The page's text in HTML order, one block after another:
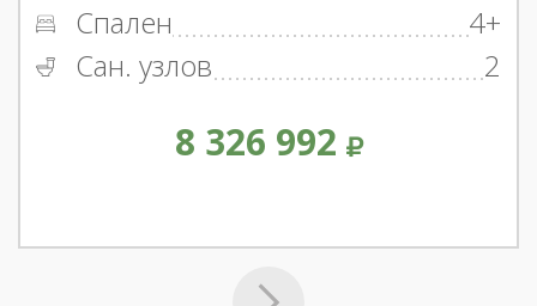
Спален
4+
Сан. узлов
2
8 326 992